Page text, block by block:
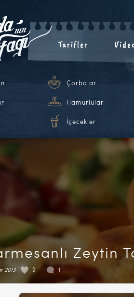
Tarifler
Çorbalar
Hamurlular
İçecekler
Zeytin
2013 9 1